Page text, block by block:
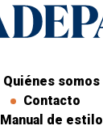
Quiénes somos
Contacto
Manual de estilo